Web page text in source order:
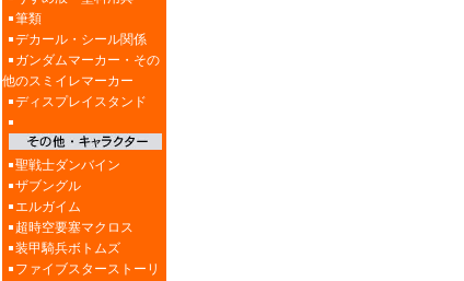
筆類
デカール・シール関係
ガンダムマーカー・その
他のスミイレマーカー
ディスプレイスタンド
聖戦士ダンバイン
ザブングル
エルガイム
超時空要塞マクロス
装甲騎兵ボトムズ
ファイブスターストーリ